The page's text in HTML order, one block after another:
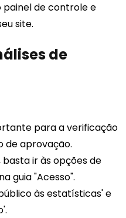
de controle e
site.
de
para a verificação
de aprovação.
ir às opções de
guia "Acesso".
às estatísticas' e